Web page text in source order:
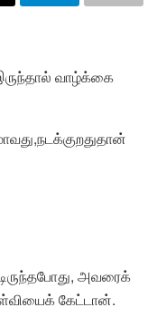
வாழ்க்கை
அவரைக்
கேட்டான்.